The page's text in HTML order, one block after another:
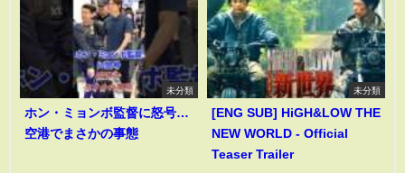
未分類
ホン・ミョンボ監督に怒号…
空港でまさかの事態
未分類
[ENG SUB] HiGH&LOW THE
NEW WORLD - Official
Teaser Trailer